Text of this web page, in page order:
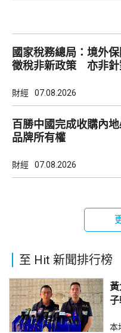
國家稅務總局：境外
徵稅非新政策 亦非針
財經 07.08.2026
百勝中國完成收購內
品牌所有權
財經 07.08.2026
至 Hit 新聞排行榜
本